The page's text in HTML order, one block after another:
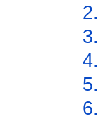
2.
3.
4.
5.
6.